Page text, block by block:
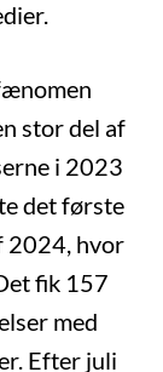
stor del af
i 2023
det første
2024, hvor
fik 157
med
Efter juli